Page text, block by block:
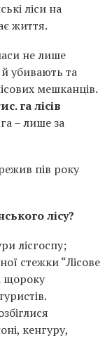
ліси на
життя.
не лише
убивають та
мешканців.
га лісів
– лише за
пів року
лісу?
лісгоспу;
стежки “Лісове
щороку
кенгуру,